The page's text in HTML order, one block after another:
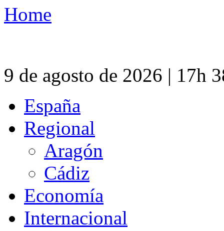
Home
9 de agosto de 2026 | 17h
España
Regional
Aragón
Cádiz
Economía
Internacional